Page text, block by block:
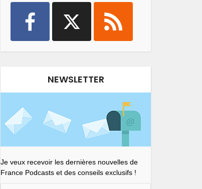
NEWSLETTER
Je veux recevoir les dernières nouvelles de
France Podcasts et des conseils exclusifs !